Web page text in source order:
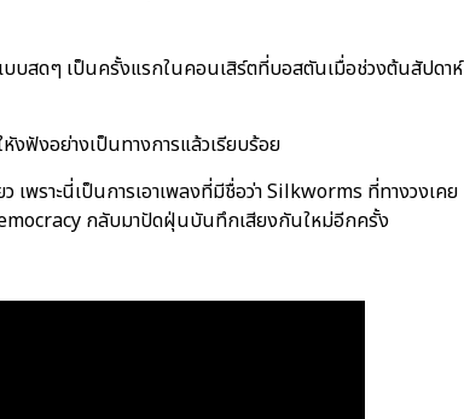
บบสดๆ เป็นครั้งแรกในคอนเสิร์ตที่บอสตันเมื่อช่วงต้นสัปดาห์
ฟังอย่างเป็นทางการแล้วเรียบร้อย
เพราะนี่เป็นการเอาเพลงที่มีชื่อว่า Silkworms ที่ทางวงเคย
กลับมาปัดฝุ่นบันทึกเสียงกันใหม่อีกครั้ง